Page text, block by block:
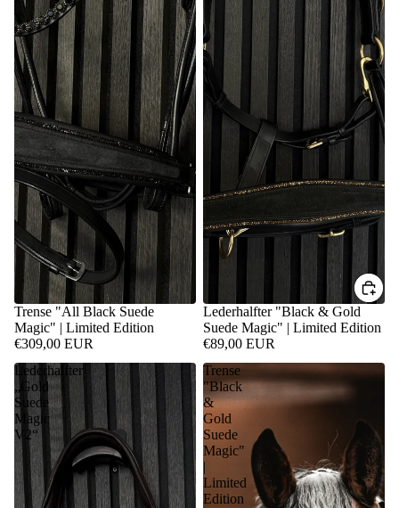
AUSVERKAUFT
Trense "All Black Suede
Magic" | Limited Edition
€309,00 EUR
Lederhalfter "Black & Gold
Suede Magic" | Limited Edition
€89,00 EUR
Lederhalfter
„Gold
Suede
Magic
V2“
Trense
"Black
&
Gold
Suede
Magic"
|
Limited
Edition